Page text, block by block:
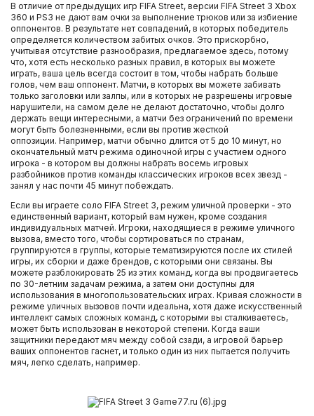
В отличие от предыдущих игр FIFA Street, версии FIFA Street 3 Xbox
360 и PS3 не дают вам очки за выполнение трюков или за избиение
оппонентов. В результате нет совпадений, в которых победитель
определяется количеством забитых очков. Это прискорбно,
учитывая отсутствие разнообразия, предлагаемое здесь, потому
что, хотя есть несколько разных правил, в которых вы можете
играть, ваша цель всегда состоит в том, чтобы набрать больше
голов, чем ваш оппонент. Матчи, в которых вы можете забивать
только заголовки или залпы, или в которых не разрешены игровые
нарушители, на самом деле не делают достаточно, чтобы долго
держать вещи интересными, а матчи без ограничений по времени
могут быть болезненными, если вы против жесткой
оппозиции. Например, матчи обычно длится от 5 до 10 минут, но
окончательный матч режима одиночной игры с участием одного
игрока - в котором вы должны набрать восемь игровых
разбойников против команды классических игроков всех звезд -
занял у нас почти 45 минут побеждать.
Если вы играете соло FIFA Street 3, режим уличной проверки - это
единственный вариант, который вам нужен, кроме создания
индивидуальных матчей. Игроки, находящиеся в режиме уличного
вызова, вместо того, чтобы сортироваться по странам,
группируются в группы, которые тематизируются после их стилей
игры, их сборки и даже брендов, с которыми они связаны. Вы
можете разблокировать 25 из этих команд, когда вы продвигаетесь
по 30-летним задачам режима, а затем они доступны для
использования в многопользовательских играх. Кривая сложности в
режиме уличных вызовов почти идеальна, хотя даже искусственный
интеллект самых сложных команд, с которыми вы сталкиваетесь,
может быть использован в некоторой степени. Когда ваши
защитники передают мяч между собой сзади, а игровой барьер
ваших оппонентов гаснет, и только один из них пытается получить
мяч, легко сделать, например.